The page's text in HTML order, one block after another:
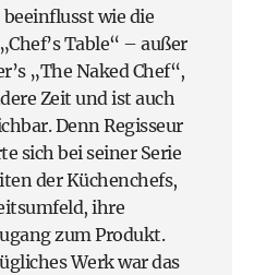
wie die
Table“ – außer
„The Naked Chef“,
Zeit und ist auch
Denn Regisseur
sich bei seiner Serie
der Küchenchefs,
ihre
zum Produkt.
Werk war das